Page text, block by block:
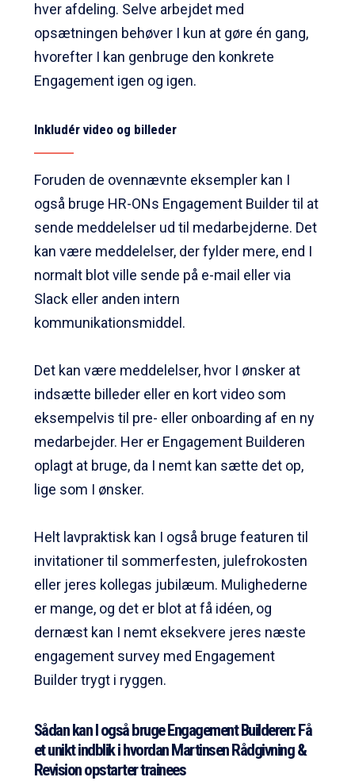
hver afdeling. Selve arbejdet med
opsætningen behøver I kun at gøre én gang,
hvorefter I kan genbruge den konkrete
Engagement igen og igen.
Inkludér video og billeder
Foruden de ovennævnte eksempler kan I
også bruge HR-ONs Engagement Builder til at
sende meddelelser ud til medarbejderne. Det
kan være meddelelser, der fylder mere, end I
normalt blot ville sende på e-mail eller via
Slack eller anden intern
kommunikationsmiddel.
Det kan være meddelelser, hvor I ønsker at
indsætte billeder eller en kort video som
eksempelvis til pre- eller onboarding af en ny
medarbejder. Her er Engagement Builderen
oplagt at bruge, da I nemt kan sætte det op,
lige som I ønsker.
Helt lavpraktisk kan I også bruge featuren til
invitationer til sommerfesten, julefrokosten
eller jeres kollegas jubilæum. Mulighederne
er mange, og det er blot at få idéen, og
dernæst kan I nemt eksekvere jeres næste
engagement survey med Engagement
Builder trygt i ryggen.
Sådan kan I også bruge Engagement Builderen: Få
et unikt indblik i hvordan Martinsen Rådgivning &
Revision opstarter trainees